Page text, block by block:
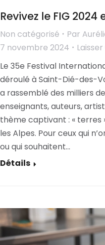
Revivez le FIG 2024
Non catégorisé Par
7 novembre 2024
Le 35e Festival
déroulé à Saint-Dié-des-
a rassemblé des milliers
enseignants, auteurs,
thème captivant : « terres
les Alpes. Pour ceux qui
ou qui souhaitent…
Détails